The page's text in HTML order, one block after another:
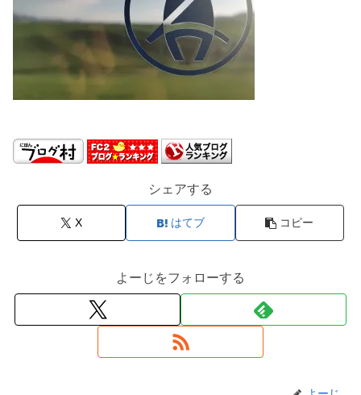
シェアする
X はてブ コピー
よーじをフォローする